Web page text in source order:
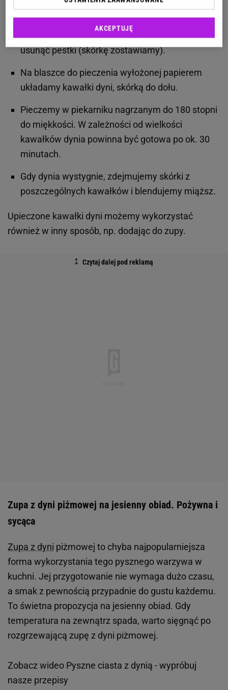
zrobić puree z dyni?
Dynię należy pokroić na kawałki, a następnie
usunąć pestki (skórkę zostawiamy).
Na blaszce do pieczenia wyłożonej papierem
układamy kawałki dyni, skórką do dołu.
Pieczemy w piekarniku nagrzanym do 180 stopni
do miękkości. W zależności od wielkości
kawałków dynia powinna być gotowa po ok. 30
minutach.
Gdy dynia wystygnie, zdejmujemy skórki z
poszczególnych kawałków i blendujemy miąższ.
Upieczone kawałki dyni możemy wykorzystać
również w inny sposób, np. dodając do zupy.
Zupa z dyni piżmowej na jesienny obiad. Pożywna i
sycąca
Zupa z dyni piżmowej to chyba najpopularniejsza
forma wykorzystania tego pysznego warzywa w
kuchni. Jej przygotowanie nie wymaga dużo czasu,
a smak z pewnością przypadnie do gustu każdemu.
To świetna propozycja na jesienny obiad. Gdy
temperatura na zewnątrz spada, warto sięgnąć po
rozgrzewającą zupę z dyni piżmowej.
Zobacz wideo Pyszne ciasta z dynią - wypróbuj
nasze przepisy
AKCEPTUJĘ